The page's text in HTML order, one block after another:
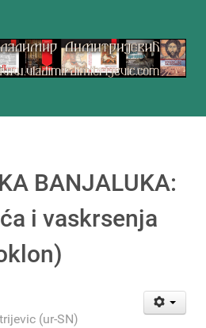
BANJALUKA:
i vaskrsenja
(ur-SN)